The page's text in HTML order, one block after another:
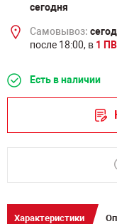
сегодня
Самовывоз:
после 18:00, в 1
Есть в наличии
Характеристики